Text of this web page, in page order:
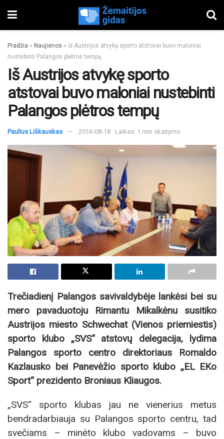
Pradžia » Naujienos » Iš Austrijos atvykę sporto atstovai buvo maloniai
nustebinti Palangos plėtros tempų
Iš Austrijos atvykę sporto
atstovai buvo maloniai nustebinti
Palangos plėtros tempų
Paulius Liškauskas 2016-08-18 Laikas: 1 min skaitymo
Trečiadienį Palangos savivaldybėje lankėsi bei su
mero pavaduotoju Rimantu Mikalkėnu susitiko
Austrijos miesto Schwechat (Vienos priemiestis)
sporto klubo „SVS“ atstovų delegacija, lydima
Palangos sporto centro direktoriaus Romaldo
Kazlausko bei Panevėžio sporto klubo „EL EKo
Sport“ prezidento Broniaus Kliaugos.
„SVS“ sporto klubas jau ne vienerius metus
bendradarbiauja su Palangos sporto centru, tad
svečiams – minėto klubo vadovams – buvo